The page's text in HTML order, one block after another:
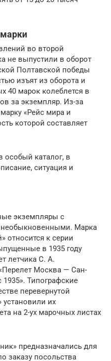
во второй
не выпустили в оборот
Полтавской победы
изъят из оборота и
40 марок колеблется в
за экземпляр. Из-за
«Рейс мира и
которой составляет
каталог, в
ситуация и
экземпляры с
необыкновенными. Марка
относится к серии
в 1935 году
летчика С. А.
Москва — Сан-
Типографские
перевернутой
установили их
на 2-ух марочных листах
предназначались для
заказу посольства